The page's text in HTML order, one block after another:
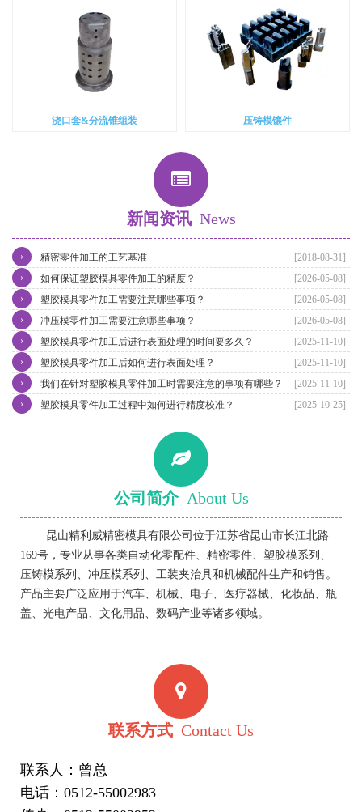
浇口套&分流锥组装 压铸模镶件
新闻资讯 News
[2018-08-31]
精密零件加工的工艺基准
›
[2026-05-08]
如何保证塑胶模具零件加工的精度？
›
[2026-05-08]
塑胶模具零件加工需要注意哪些事项？
›
[2026-05-08]
冲压模零件加工需要注意哪些事项？
›
[2025-11-10]
塑胶模具零件加工后进行表面处理的时间要多久？
›
[2025-11-10]
塑胶模具零件加工后如何进行表面处理？
›
[2025-11-10]
我们在针对塑胶模具零件加工时需要注意的事项有哪些？
›
[2025-10-25]
塑胶模具零件加工过程中如何进行精度校准？
›
公司简介 About Us
昆山精利威精密模具有限公司位于江苏省昆山市长江北路
169号，专业从事各类自动化零配件、精密零件、塑胶模系列、
压铸模系列、冲压模系列、工装夹治具和机械配件生产和销售。
产品主要广泛应用于汽车、机械、电子、医疗器械、化妆品、瓶
盖、光电产品、文化用品、数码产业等诸多领域。
联系方式 Contact Us
联系人：曾总
电话：0512-55002983